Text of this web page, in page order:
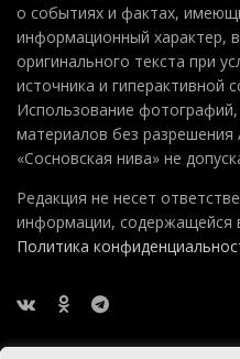
о событиях и фактах,
информационный характер,
оригинального текста при
источника и гиперактивной
Использование
материалов без
«Сосновская нива» не
Редакция не несет
информации, содержащейся
Политика